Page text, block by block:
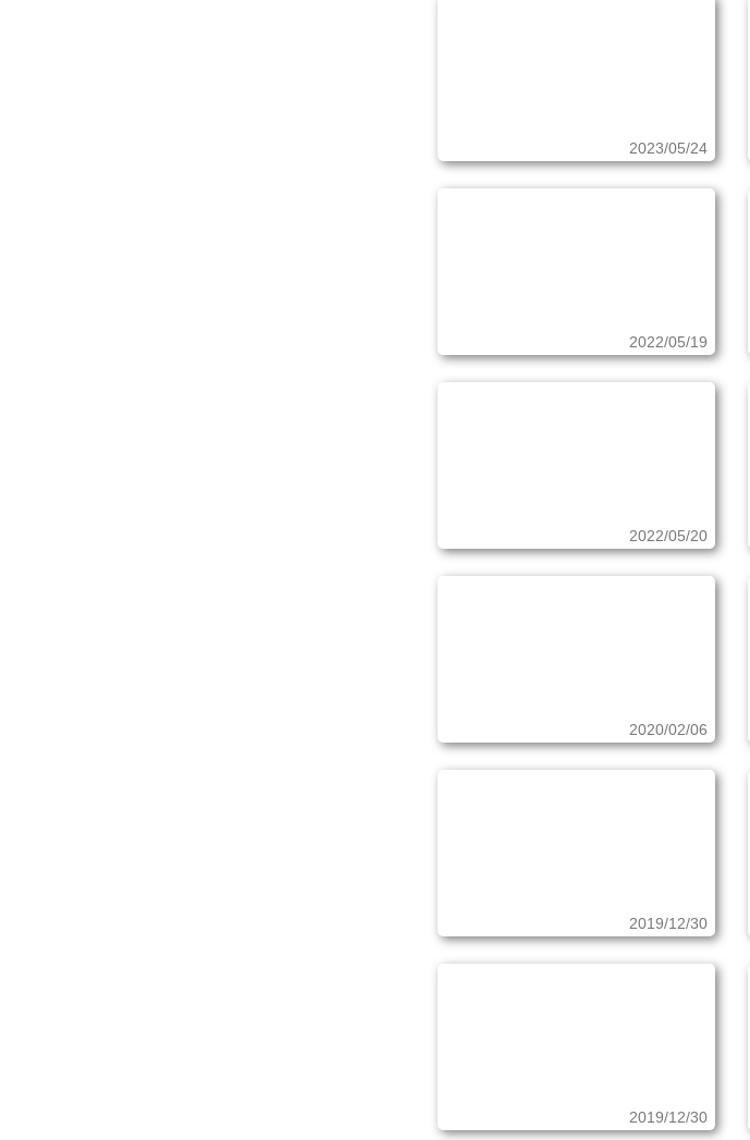
2023/05/24
2022/05/19
2022/05/20
2020/02/06
2019/12/30
2019/12/30